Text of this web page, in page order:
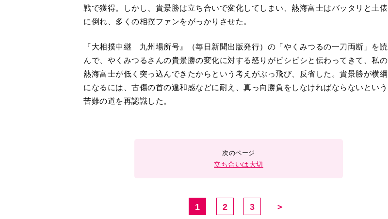
戦で獲得。しかし、貴景勝は立ち合いで変化してしまい、熱海富士はバッタリと土俵
に倒れ、多くの相撲ファンをがっかりさせた。
『大相撲中継 九州場所号』（毎日新聞出版発行）の「やくみつるの一刀両断」を読
んで、やくみつるさんの貴景勝の変化に対する怒りがビシビシと伝わってきて、私の
熱海富士が低く突っ込んできたからという考えがぶっ飛び、反省した。貴景勝が横綱
になるには、古傷の首の違和感などに耐え、真っ向勝負をしなければならないという
苦難の道を再認識した。
立ち合いは大切
1 2 3 ＞